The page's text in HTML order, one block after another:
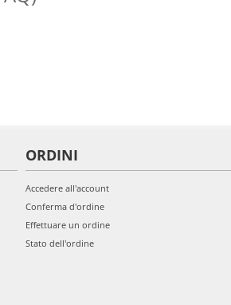
ORDINI
Accedere all'account
Conferma d'ordine
Effettuare un ordine
Stato dell'ordine